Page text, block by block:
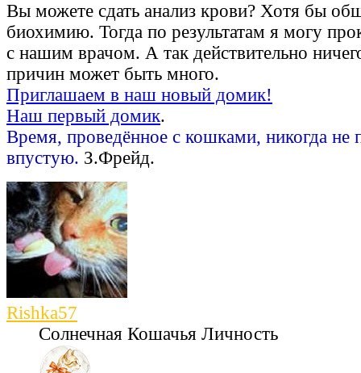
Вы можете сдать анализ крови? Хотя бы
биохимию. Тогда по результатам я могу
с нашим врачом. А так действительно
причин может быть много.
Приглашаем в наш новый домик!
Наш первый домик.
Время, проведённое с кошками, никогда не
впустую. З.Фрейд.
Rishka57
Солнечная Кошачья Личность